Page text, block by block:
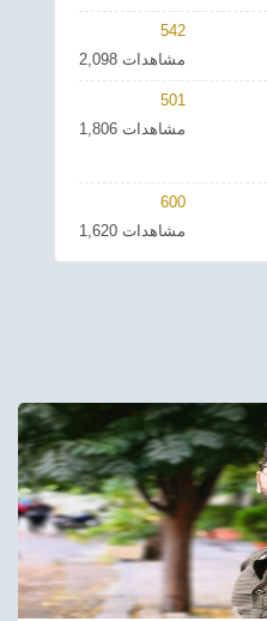
542
2,098 مشاهدات
501
1,806 مشاهدات
600
1,620 مشاهدات